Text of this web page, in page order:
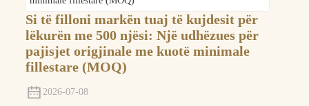
Si të filloni markën tuaj të kujdesit për
lëkurën me 500 njësi: Një udhëzues për
pajisjet origjinale me kuotë minimale
fillestare (MOQ)
2026-07-08